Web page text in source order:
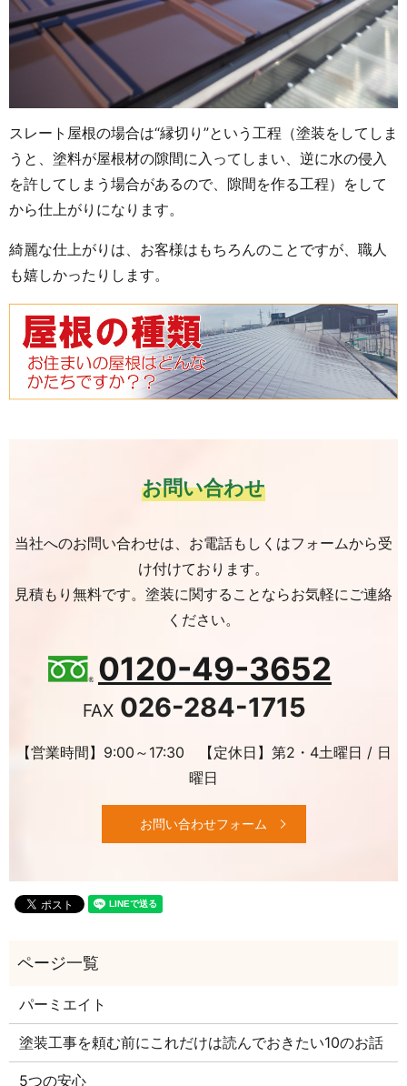
スレート屋根の場合は“縁切り”という工程（塗装をしてしま
うと、塗料が屋根材の隙間に入ってしまい、逆に水の侵入
を許してしまう場合があるので、隙間を作る工程）をして
から仕上がりになります。
綺麗な仕上がりは、お客様はもちろんのことですが、職人
も嬉しかったりします。
お問い合わせ
当社へのお問い合わせは、お電話もしくはフォームから受
け付けております。
見積もり無料です。塗装に関することならお気軽にご連絡
ください。
0120-49-3652
FAX 026-284-1715
【営業時間】9:00～17:30 【定休日】第2・4土曜日 / 日
曜日
お問い合わせフォーム
パーミエイト
塗装工事を頼む前にこれだけは読んでおきたい10のお話
5つの安心